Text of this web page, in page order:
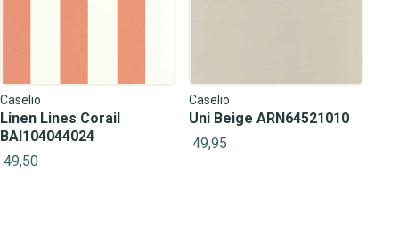
Caselio
Linen Lines Corail
BAI104044024
49,50
Caselio
Uni Beige ARN64521010
49,95